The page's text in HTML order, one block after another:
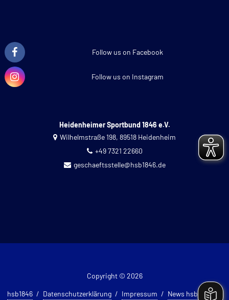
Follow us on Facebook
Follow us on Instagram
Heidenheimer Sportbund 1846 e.V.
Wilhelmstraße 198, 89518 Heidenheim
+49 7321 22660
geschaeftsstelle@hsb1846.de
Copyright © 2026
hsb1846 Datenschutzerklärung Impressum News hsb 1846